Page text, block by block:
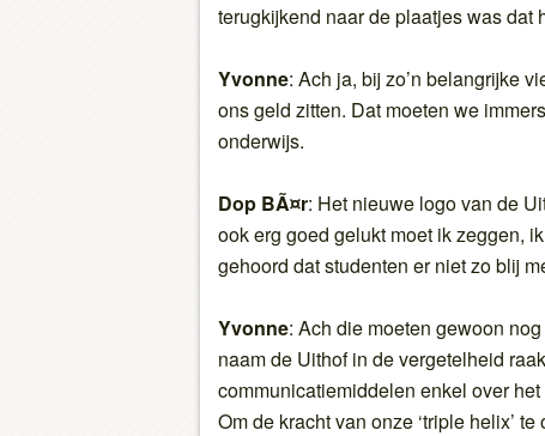
terugkijkend naar de plaatjes was dat
Yvonne: Ach ja, bij zo’n belangrijke
ons geld zitten. Dat moeten we
onderwijs.
Dop BÃ¤r: Het nieuwe logo van de
ook erg goed gelukt moet ik zeggen,
gehoord dat studenten er niet zo blij
Yvonne: Ach die moeten gewoon
naam de Uithof in de vergetelheid
communicatiemiddelen enkel over
Om de kracht van onze ‘triple helix’